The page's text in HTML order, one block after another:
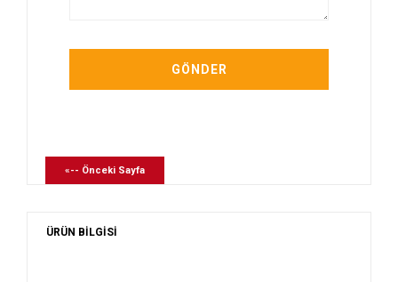
«-- Önceki Sayfa
ÜRÜN BİLGİSİ